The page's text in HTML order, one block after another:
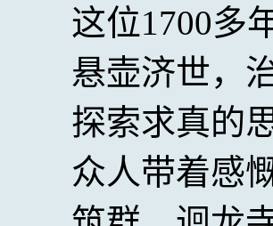
这位1700多
悬壶济世，
探索求真的
众人带着感